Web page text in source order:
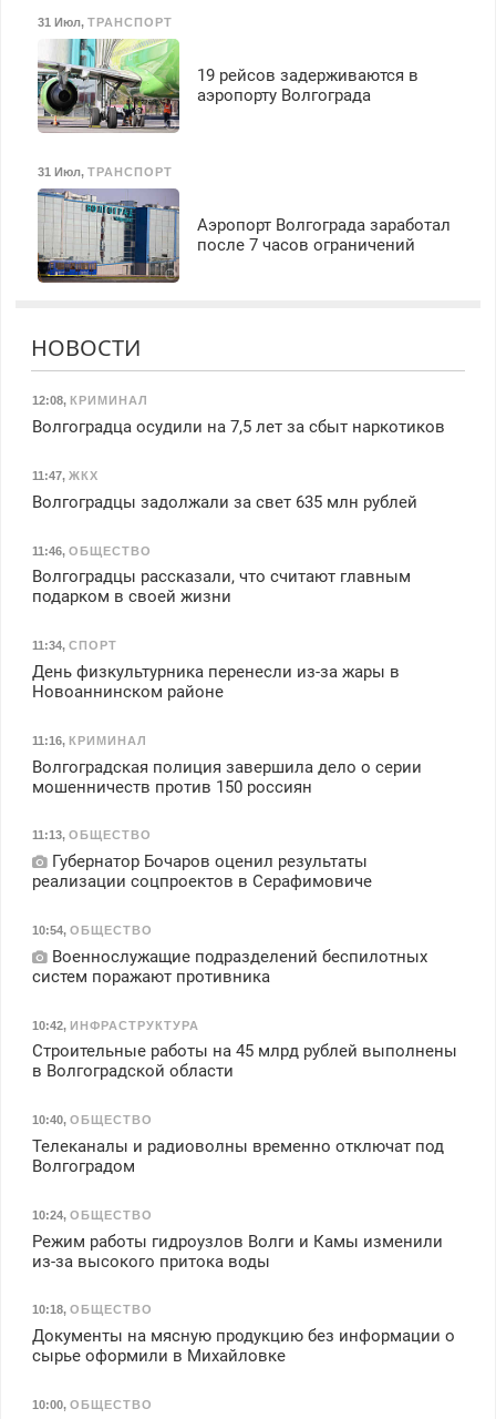
31 Июл, ТРАНСПОРТ
19 рейсов задерживаются в
аэропорту Волгограда
31 Июл, ТРАНСПОРТ
Аэропорт Волгограда заработал
после 7 часов ограничений
НОВОСТИ
12:08, КРИМИНАЛ
Волгоградца осудили на 7,5 лет за сбыт наркотиков
11:47, ЖКХ
Волгоградцы задолжали за свет 635 млн рублей
11:46, ОБЩЕСТВО
Волгоградцы рассказали, что считают главным
подарком в своей жизни
11:34, СПОРТ
День физкультурника перенесли из-за жары в
Новоаннинском районе
11:16, КРИМИНАЛ
Волгоградская полиция завершила дело о серии
мошенничеств против 150 россиян
11:13, ОБЩЕСТВО
Губернатор Бочаров оценил результаты
реализации соцпроектов в Серафимовиче
10:54, ОБЩЕСТВО
Военнослужащие подразделений беспилотных
систем поражают противника
10:42, ИНФРАСТРУКТУРА
Строительные работы на 45 млрд рублей выполнены
в Волгоградской области
10:40, ОБЩЕСТВО
Телеканалы и радиоволны временно отключат под
Волгоградом
10:24, ОБЩЕСТВО
Режим работы гидроузлов Волги и Камы изменили
из-за высокого притока воды
10:18, ОБЩЕСТВО
Документы на мясную продукцию без информации о
сырье оформили в Михайловке
10:00, ОБЩЕСТВО